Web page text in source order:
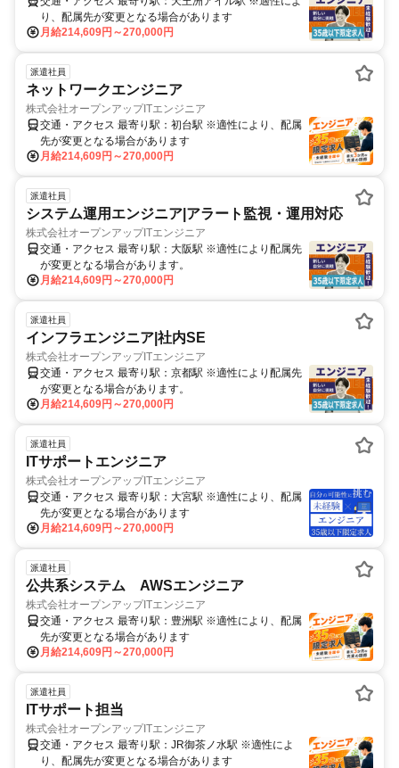
月給214,609円～270,000円
り、配属先が変更となる場合があります
派遣社員
ネットワークエンジニア
株式会社オープンアップITエンジニア
月給214,609円～270,000円
交通・アクセス 最寄り駅：初台駅 ※適性により、配属
先が変更となる場合があります
派遣社員
システム運用エンジニア|アラート監視・運用対応
株式会社オープンアップITエンジニア
月給214,609円～270,000円
交通・アクセス 最寄り駅：大阪駅 ※適性により配属先
が変更となる場合があります。
派遣社員
インフラエンジニア|社内SE
株式会社オープンアップITエンジニア
月給214,609円～270,000円
交通・アクセス 最寄り駅：京都駅 ※適性により配属先
が変更となる場合があります。
派遣社員
ITサポートエンジニア
株式会社オープンアップITエンジニア
月給214,609円～270,000円
交通・アクセス 最寄り駅：大宮駅 ※適性により、配属
先が変更となる場合があります
派遣社員
公共系システム AWSエンジニア
株式会社オープンアップITエンジニア
月給214,609円～270,000円
交通・アクセス 最寄り駅：豊洲駅 ※適性により、配属
先が変更となる場合があります
派遣社員
ITサポート担当
株式会社オープンアップITエンジニア
交通・アクセス 最寄り駅：JR御茶ノ水駅 ※適性によ
り、配属先が変更となる場合があります